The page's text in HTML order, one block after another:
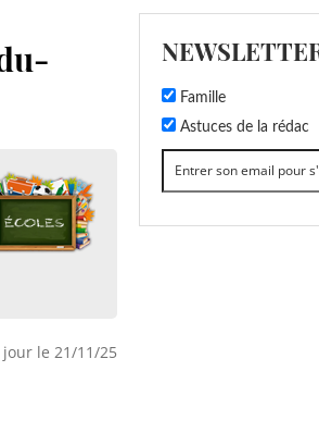
jour le 21/11/25
Famille
Astuces de la rédac